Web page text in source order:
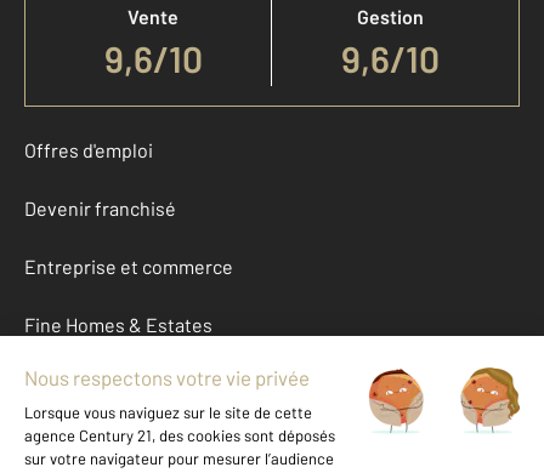
Vente
9,6/10
Gestion
9,6/10
Offres d'emploi
Devenir franchisé
Entreprise et commerce
Fine Homes & Estates
À propos
International